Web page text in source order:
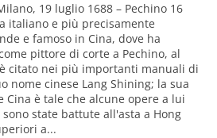
19 luglio 1688 – Pechino 16
italiano e più precisamente
e famoso in Cina, dove ha
pittore di corte a Pechino, al
citato nei più importanti manuali di
nome cinese Lang Shining; la sua
Cina è tale che alcune opere a lui
state battute all'asta a Hong
a...